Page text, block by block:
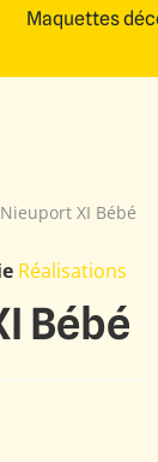
Maquettes
XI Bébé
Réalisations
Bébé